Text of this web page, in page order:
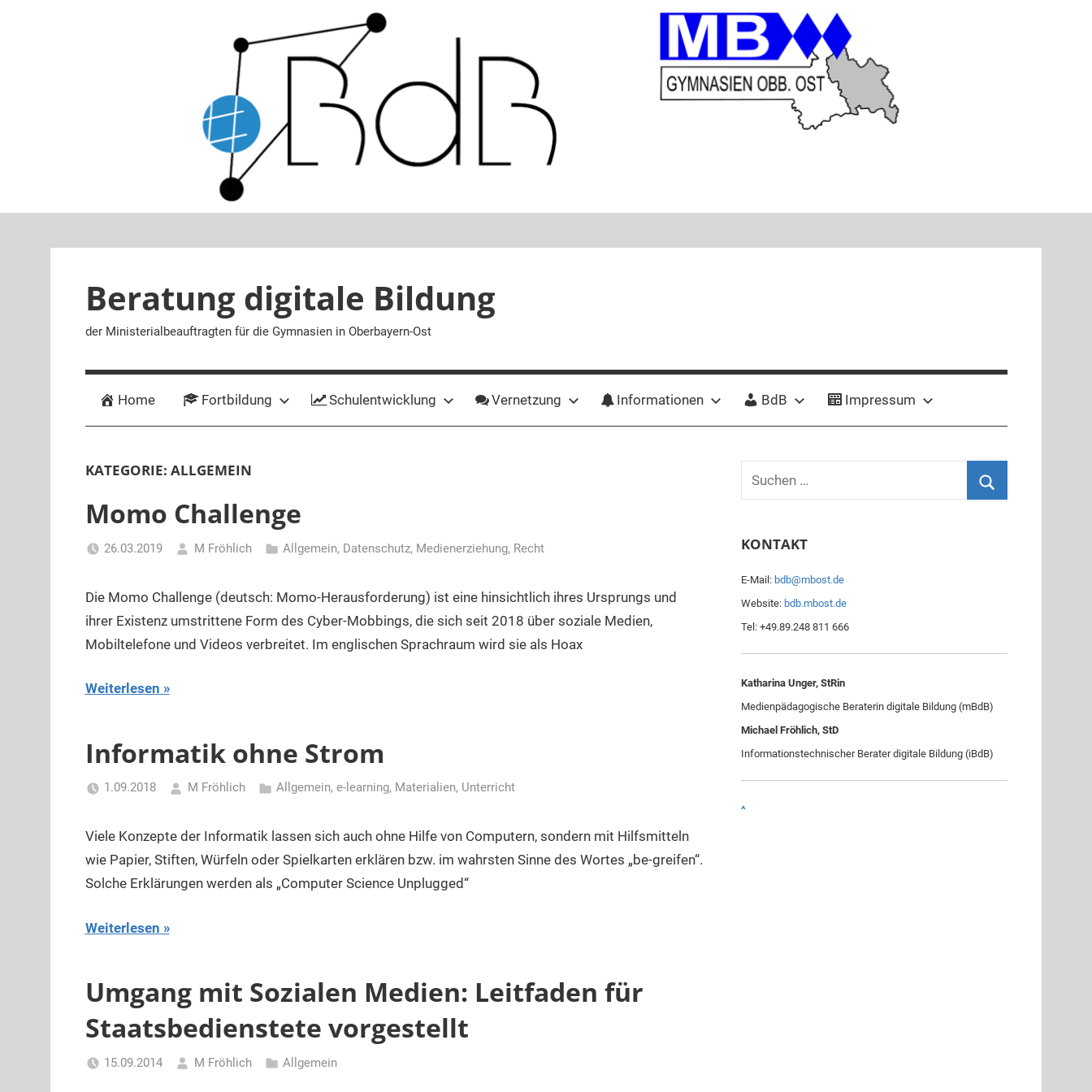
Beratung digitale Bildung
der Ministerialbeauftragten für die Gymnasien in Oberbayern-Ost
Home Fortbildung Schulentwicklung Vernetzung Informationen BdB Impressum
KATEGORIE: ALLGEMEIN
Momo Challenge
26.03.2019 M Fröhlich Allgemein, Datenschutz, Medienerziehung, Recht
Die Momo Challenge (deutsch: Momo-Herausforderung) ist eine hinsichtlich ihres Ursprungs und
ihrer Existenz umstrittene Form des Cyber-Mobbings, die sich seit 2018 über soziale Medien,
Mobiltelefone und Videos verbreitet. Im englischen Sprachraum wird sie als Hoax
Weiterlesen
Informatik ohne Strom
1.09.2018 M Fröhlich Allgemein, e-learning, Materialien, Unterricht
Viele Konzepte der Informatik lassen sich auch ohne Hilfe von Computern, sondern mit Hilfsmitteln
wie Papier, Stiften, Würfeln oder Spielkarten erklären bzw. im wahrsten Sinne des Wortes „be-greifen“.
Solche Erklärungen werden als „Computer Science Unplugged“
Weiterlesen
Umgang mit Sozialen Medien: Leitfaden für
Staatsbedienstete vorgestellt
15.09.2014 M Fröhlich Allgemein
u
h
h
:
KONTAKT
E-Mail: bdb@mbost.de
Website: bdb.mbost.de
Tel: +49.89.248 811 666
Katharina Unger, StRin
Medienpädagogische Beraterin digitale Bildung (mBdB)
Michael Fröhlich, StD
Informationstechnischer Berater digitale Bildung (iBdB)
^